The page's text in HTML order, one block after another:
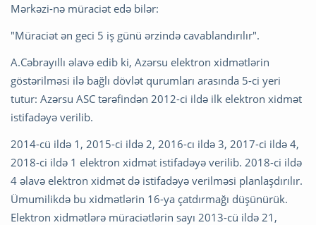
Mərkəzi-nə müraciət edə bilər:
"Müraciət ən geci 5 iş günü ərzində cavablandırılır".
A.Cəbrayıllı əlavə edib ki, Azərsu elektron xidmətlərin
göstərilməsi ilə bağlı dövlət qurumları arasında 5-ci yeri
tutur: Azərsu ASC tərəfindən 2012-ci ildə ilk elektron xidmət
istifadəyə verilib.
2014-cü ildə 1, 2015-ci ildə 2, 2016-cı ildə 3, 2017-ci ildə 4,
2018-ci ildə 1 elektron xidmət istifadəyə verilib. 2018-ci ildə
4 əlavə elektron xidmət də istifadəyə verilməsi planlaşdırılır.
Ümumilikdə bu xidmətlərin 16-ya çatdırmağı düşünürük.
Elektron xidmətlərə müraciətlərin sayı 2013-cü ildə 21,